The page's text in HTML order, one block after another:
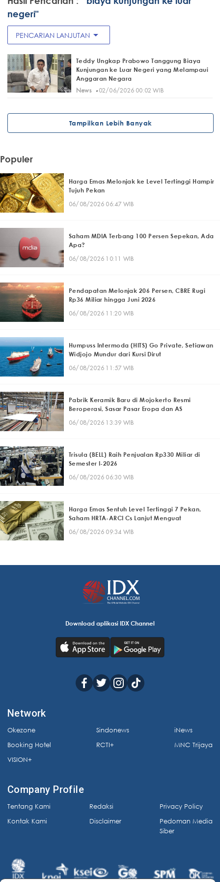
negeri"
PENCARIAN LANJUTAN arrow_drop_down
Teddy Ungkap Prabowo Tanggung Biaya
Kunjungan ke Luar Negeri yang Melampaui
Anggaran Negara
News· 02/06/2026 00:02 WIB
Tampilkan Lebih Banyak
Populer
Harga Emas Melonjak ke Level Tertinggi Hampir
Tujuh Pekan
06/08/2026 06:47 WIB
Saham MDIA Terbang 100 Persen Sepekan, Ada
Apa?
06/08/2026 10:11 WIB
Pendapatan Melonjak 206 Persen, CBRE Rugi
Rp36 Miliar hingga Juni 2026
06/08/2026 11:20 WIB
Humpuss Intermoda (HITS) Go Private, Setiawan
Widjojo Mundur dari Kursi Dirut
06/08/2026 11:57 WIB
Pabrik Keramik Baru di Mojokerto Resmi
Beroperasi, Sasar Pasar Eropa dan AS
06/08/2026 13:39 WIB
Trisula (BELL) Raih Penjualan Rp330 Miliar di
Semester I-2026
06/08/2026 06:30 WIB
Harga Emas Sentuh Level Tertinggi 7 Pekan,
Saham HRTA-ARCI Cs Lanjut Menguat
06/08/2026 09:34 WIB
Download aplikasi IDX Channel
Network
Okezone
Booking Hotel
VISION+
Sindonews
RCTI+
iNews
MNC Trijaya
Company Profile
Tentang Kami
Kontak Kami
Redaksi
Disclaimer
Privacy Policy
Pedoman Media
Siber